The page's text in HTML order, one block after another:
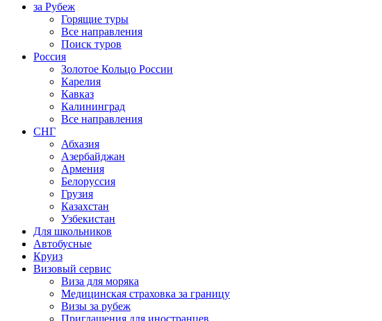
за Рубеж
Горящие туры
Все направления
Поиск туров
Россия
Золотое Кольцо России
Карелия
Кавказ
Калининград
Все направления
СНГ
Абхазия
Азербайджан
Армения
Белоруссия
Грузия
Казахстан
Узбекистан
Для школьников
Автобусные
Круиз
Визовый сервис
Виза для моряка
Медицинская страховка за границу
Визы за рубеж
Приглашения для иностранцев